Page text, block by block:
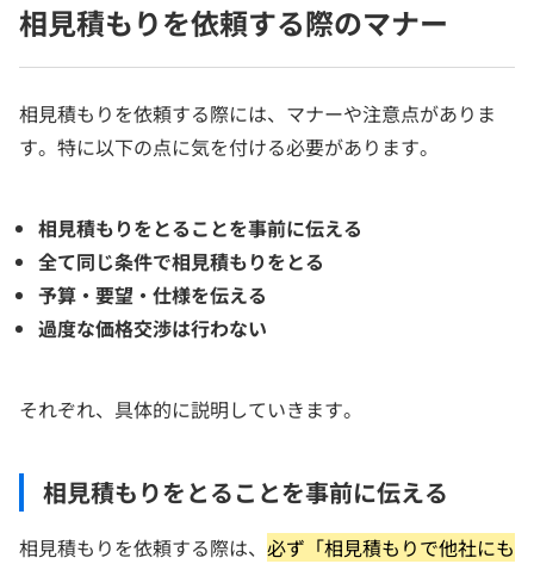
相見積もりを依頼する際のマナー
相見積もりを依頼する際には、マナーや注意点がありま
す。特に以下の点に気を付ける必要があります。
相見積もりをとることを事前に伝える
全て同じ条件で相見積もりをとる
予算・要望・仕様を伝える
過度な価格交渉は行わない
それぞれ、具体的に説明していきます。
相見積もりをとることを事前に伝える
相見積もりを依頼する際は、 必ず「相見積もりで他社にも